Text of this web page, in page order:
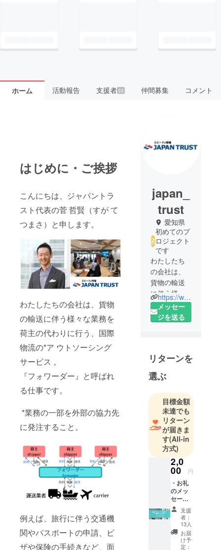
ホーム 活動報告 支援者33 仲間募集 コメント
はじめに・ご挨拶
こんにちは、ジャパントラ
スト代表の菅 哲賢（すが て
つまさ）と申します。
わたしたちの会社は、貨物
の輸送に伴う様々な業務を
荷主の代わりに⾏う、国際
物流の*ア ウトソーシング
サービス 。
『フォワーダー』と呼ばれ
る仕事です。
*業務の⼀部を外部の協⼒先
に発注すること。
例えば、旅⾏に伴う交通機
関やパスポートの申請、ビ
ザや保険の⼿続きなど、⾯
japan_
trust
愛知県
初めてのプ
ロジェクト
です
わたしたち
の会社は、
貨物の輸送
に伴う様々
な業務を荷
主の代わり
グサービ
ス、『フォ
ワーダー』
と呼ばれる
仕事です。
皆様の⽇常
⽣活にも影
響が出てし
まうかもし
れない現状
を知り、応
援して頂く
事で、海上
運送ひいて
は⽇本経済
を盛り上げ
ていきま
https://www.jpntrust.co.jp/
メッセー
ジを送る
リターンを
選ぶ
目標金額
未達でも
リターン
が届きま
す(All-in
方式)
2,0
00 円
・お礼
のメッ
セージ
・海運
オリジ
ナルト
ランプ
（新作
未発表
支援
者：
13人
お届
け予
定：